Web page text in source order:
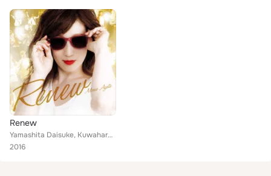
Renew
Yamashita Daisuke, Kuwahara Maiko, Agata Masae, Hitotsukabuto Shouta, Oyama Hiroaki, Inamasu Yusuke, Kawai Kunihiro, Iizuka Shin...
2016